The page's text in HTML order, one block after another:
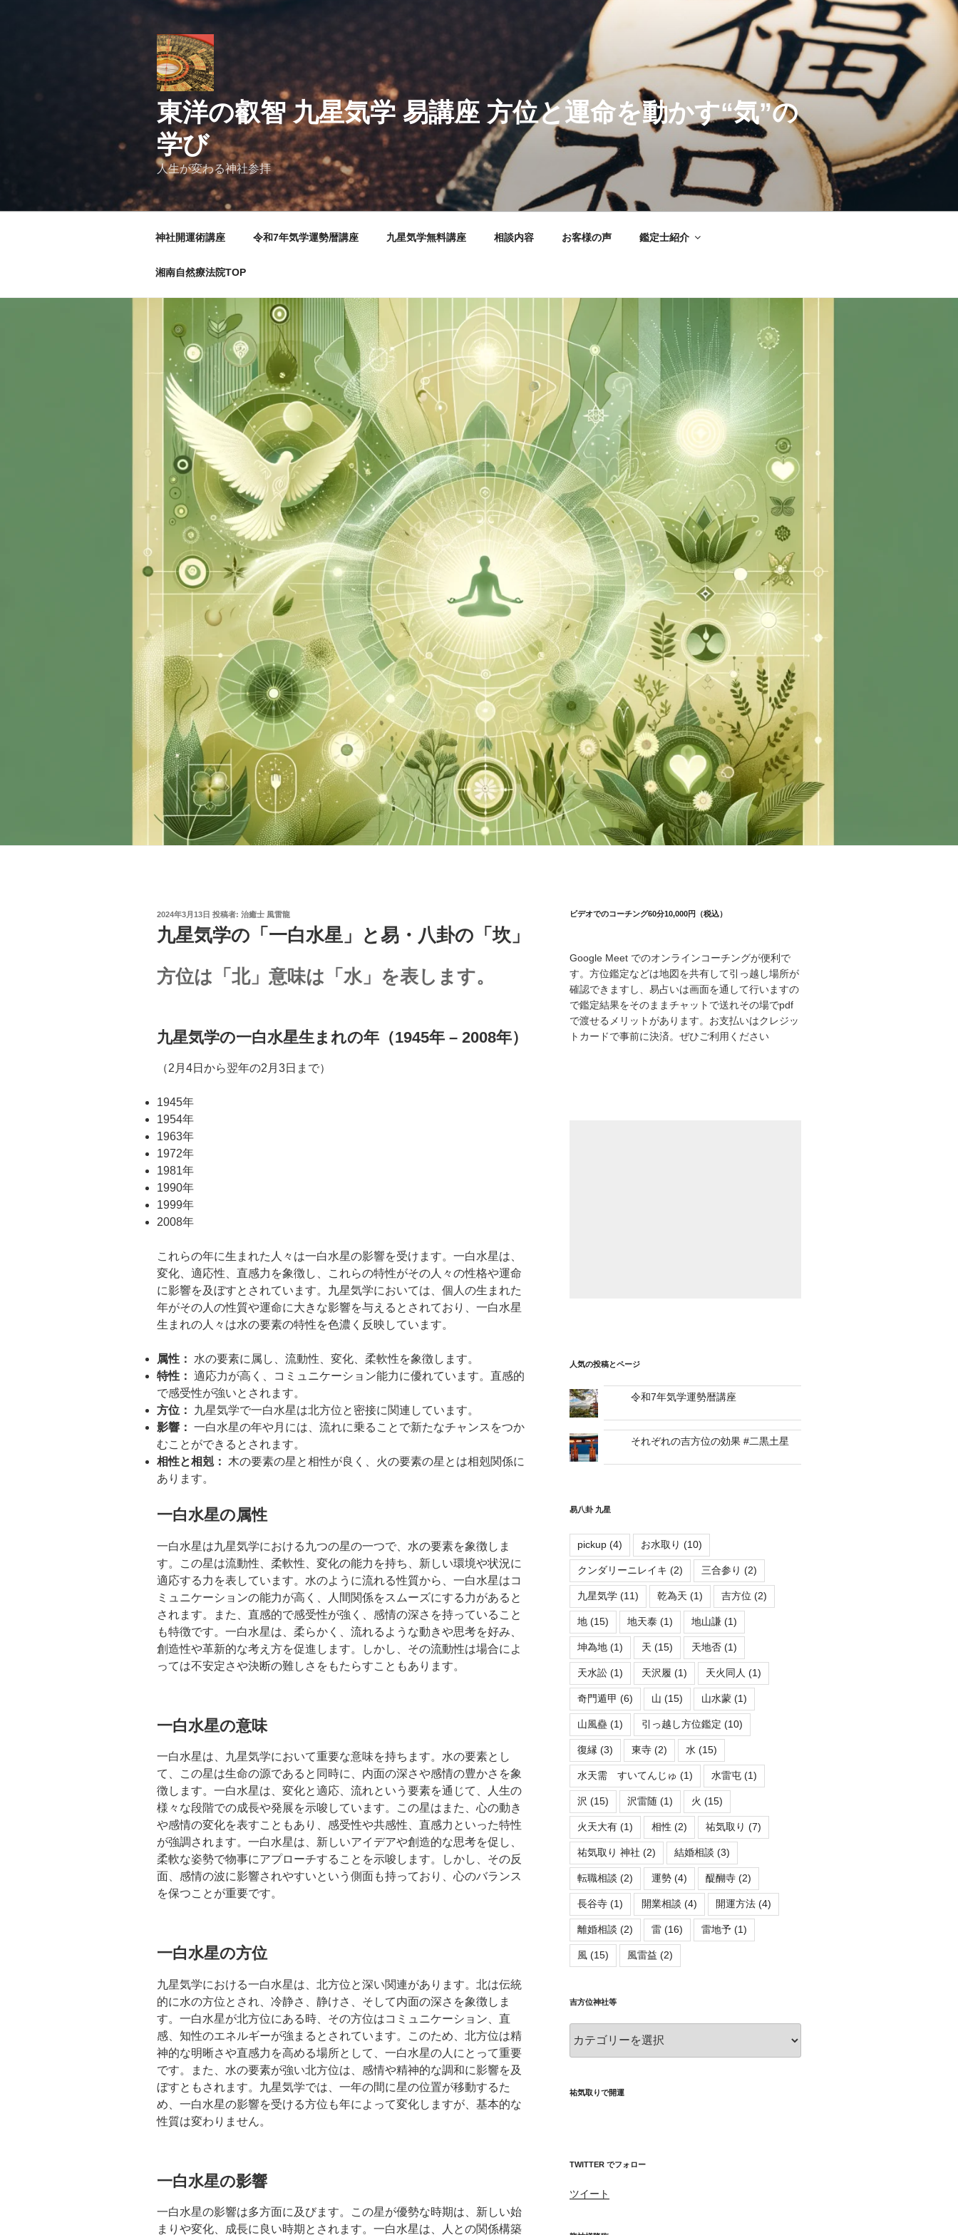
東洋の叡智 九星気学 易講座 方位と運命を動かす“気”の
学び
人生が変わる神社参拝
神社開運術講座 令和7年気学運勢暦講座 九星気学無料講座 相談内容 お客様の声 鑑定士紹介
湘南自然療法院TOP
投
稿
日:
2024年3月13日 投稿者: 治癒士 風雷龍
九星気学の「一白水星」と易・八卦の「坎」
方位は「北」意味は「水」を表します。
九星気学の一白水星生まれの年（1945年 – 2008年）
（2月4日から翌年の2月3日まで）
1945年
1954年
1963年
1972年
1981年
1990年
1999年
2008年
これらの年に生まれた人々は一白水星の影響を受けます。一白水星は、
変化、適応性、直感力を象徴し、これらの特性がその人々の性格や運命
に影響を及ぼすとされています。九星気学においては、個人の生まれた
年がその人の性質や運命に大きな影響を与えるとされており、一白水星
生まれの人々は水の要素の特性を色濃く反映しています。
属性： 水の要素に属し、流動性、変化、柔軟性を象徴します。
特性： 適応力が高く、コミュニケーション能力に優れています。直感的
で感受性が強いとされます。
方位：
九星気学で一白水星は北方位と密接に関連しています。
影響： 一白水星の年や月には、流れに乗ることで新たなチャンスをつか
むことができるとされます。
相性と相剋： 木の要素の星と相性が良く、火の要素の星とは相剋関係に
あります。
一白水星の属性
一白水星は九星気学における九つの星の一つで、水の要素を象徴しま
す。この星は流動性、柔軟性、変化の能力を持ち、新しい環境や状況に
適応する力を表しています。水のように流れる性質から、一白水星はコ
ミュニケーションの能力が高く、人間関係をスムーズにする力があると
されます。また、直感的で感受性が強く、感情の深さを持っていること
も特徴です。一白水星は、柔らかく、流れるような動きや思考を好み、
創造性や革新的な考え方を促進します。しかし、その流動性は場合によ
っては不安定さや決断の難しさをもたらすこともあります。
一白水星の意味
一白水星は、九星気学において重要な意味を持ちます。水の要素とし
て、この星は生命の源であると同時に、内面の深さや感情の豊かさを象
徴します。一白水星は、変化と適応、流れという要素を通じて、人生の
様々な段階での成長や発展を示唆しています。この星はまた、心の動き
や感情の変化を表すこともあり、感受性や共感性、直感力といった特性
が強調されます。一白水星は、新しいアイデアや創造的な思考を促し、
柔軟な姿勢で物事にアプローチすることを示唆します。しかし、その反
面、感情の波に影響されやすいという側面も持っており、心のバランス
を保つことが重要です。
一白水星の方位
九星気学における一白水星は、北方位と深い関連があります。北は伝統
的に水の方位とされ、冷静さ、静けさ、そして内面の深さを象徴しま
す。一白水星が北方位にある時、その方位はコミュニケーション、直
感、知性のエネルギーが強まるとされています。このため、北方位は精
神的な明晰さや直感力を高める場所として、一白水星の人にとって重要
です。また、水の要素が強い北方位は、感情や精神的な調和に影響を及
ぼすともされます。九星気学では、一年の間に星の位置が移動するた
め、一白水星の影響を受ける方位も年によって変化しますが、基本的な
性質は変わりません。
一白水星の影響
一白水星の影響は多方面に及びます。この星が優勢な時期は、新しい始
まりや変化、成長に良い時期とされます。一白水星は、人との関係構築
ビデオでのコーチング60分10,000円（税込）
Google Meet でのオンラインコーチングが便利で
す。方位鑑定などは地図を共有して引っ越し場所が
確認できますし、易占いは画面を通して行いますの
で鑑定結果をそのままチャットで送れその場でpdf
で渡せるメリットがあります。お支払いはクレジッ
トカードで事前に決済。ぜひご利用ください
人気の投稿とページ
令和7年気学運勢暦講座
それぞれの吉方位の効果 #二黒土星
易八卦 九星
pickup(4) お水取り (10)
クンダリーニレイキ (2) 三合参り (2)
九星気学(11) 乾為天 (1) 吉方位 (2)
地(15) 地天泰(1) 地山謙(1)
坤為地(1) 天 (15) 天地否(1)
天水訟(1) 天沢履 (1) 天火同人 (1)
奇門遁甲 (6) 山 (15) 山水蒙(1)
山風蠱(1) 引っ越し方位鑑定 (10)
復縁(3) 東寺(2) 水(15)
水天需 すいてんじゅ (1) 水雷屯(1)
沢 (15) 沢雷随(1) 火 (15)
火天大有(1) 相性 (2) 祐気取り (7)
祐気取り 神社 (2) 結婚相談 (3)
転職相談 (2) 運勢(4) 醍醐寺(2)
長谷寺(1) 開業相談 (4) 開運方法(4)
離婚相談 (2) 雷(16) 雷地予(1)
風(15) 風雷益 (2)
吉方位神社等
方
社
祐気取りで開運
TWITTER でフォロー
ツイート